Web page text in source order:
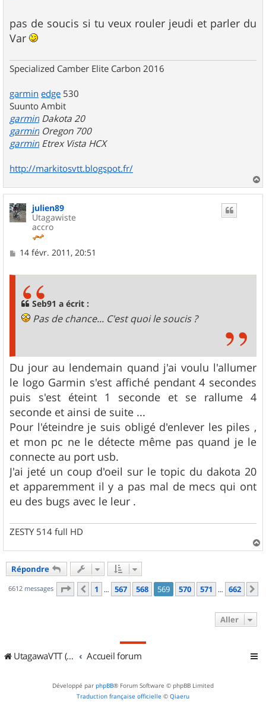
pas de soucis si tu veux rouler jeudi et parler du
Var
Specialized Camber Elite Carbon 2016
garmin edge 530
Suunto Ambit
garmin Dakota 20
garmin Oregon 700
garmin Etrex Vista HCX
http://markitosvtt.blogspot.fr/
a
julien89
Utagawiste
accro
M14 févr. 2011, 20:51
Seb91 a écrit :
Pas de chance... C'est quoi le soucis ?
Du jour au lendemain quand j'ai voulu l'allumer
le logo Garmin s'est affiché pendant 4 secondes
puis s'est éteint 1 seconde et se rallume 4
seconde et ainsi de suite ...
Pour l'éteindre je suis obligé d'enlever les piles ,
et mon pc ne le détecte même pas quand je le
connecte au port usb.
J'ai jeté un coup d'oeil sur le topic du dakota 20
et apparemment il y a pas mal de mecs qui ont
eu des bugs avec le leur .
ZESTY 514 full HD
a
Répondre
6612 messages Page 569 sur662
Précédent
1 … 567 568 569 570 571 … 662
Aller
UtagawaVTT (Randos VTT et VTTAE avec traces GPS) Accueil forum
Développé par phpBB® Forum Software © phpBB Limited
Traduction française officielle © Qiaeru